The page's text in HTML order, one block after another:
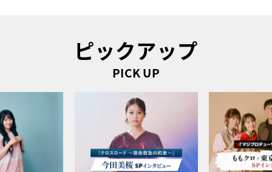
ピックアップ
PICK UP